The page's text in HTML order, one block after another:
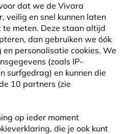
dat we de Vivara
veilig en snel kunnen laten
meten. Deze staan altijd
dan gebruiken we óók
personalisatie cookies. We
(zoals IP-
surfgedrag) en kunnen die
10 partners (zie
op ieder moment
die je ook kunt